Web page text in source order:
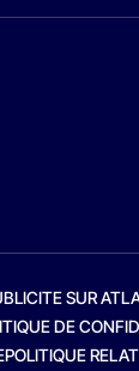
SUR
DE
POLITIQUE